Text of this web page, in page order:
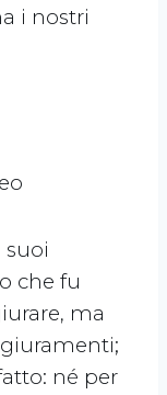
i nostri
suoi
che fu
ma
né per